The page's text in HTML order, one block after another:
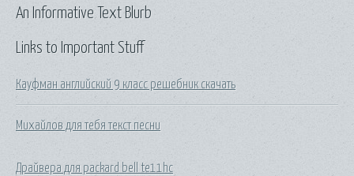
Links to Important Stuff
Кауфман английский 9 класс решебник скачать
Михайлов для тебя текст песни
Драйвера для packard bell te11hc
An Informative Text Blurb